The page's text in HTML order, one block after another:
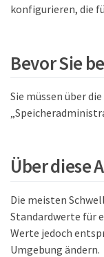
konfigurieren, die
Bevor Sie
Sie müssen über
Über diese
Die meisten
Standardwerte für
Werte jedoch
Umgebung ändern.